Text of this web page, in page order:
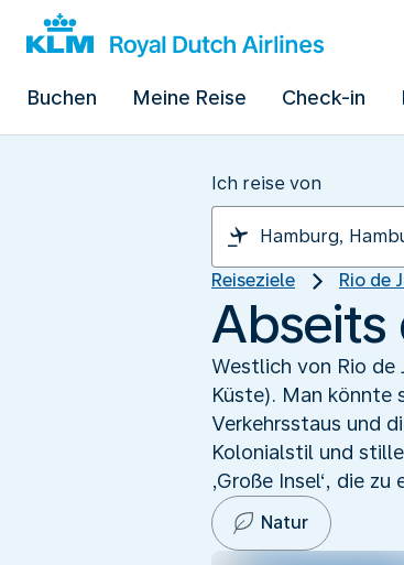
Buchen Meine Reise Check-in
Ich reise von
Reiseziele Rio de
Abseits
Westlich von Rio de
Küste). Man könnte
Verkehrsstaus und
Kolonialstil und
‚Große Insel‘, die
Natur